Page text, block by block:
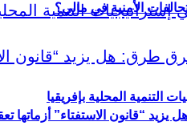
التنمية المحلية بإفريقيا
الأمنية في مالي؟
“قانون الاستفتاء” أزماتها